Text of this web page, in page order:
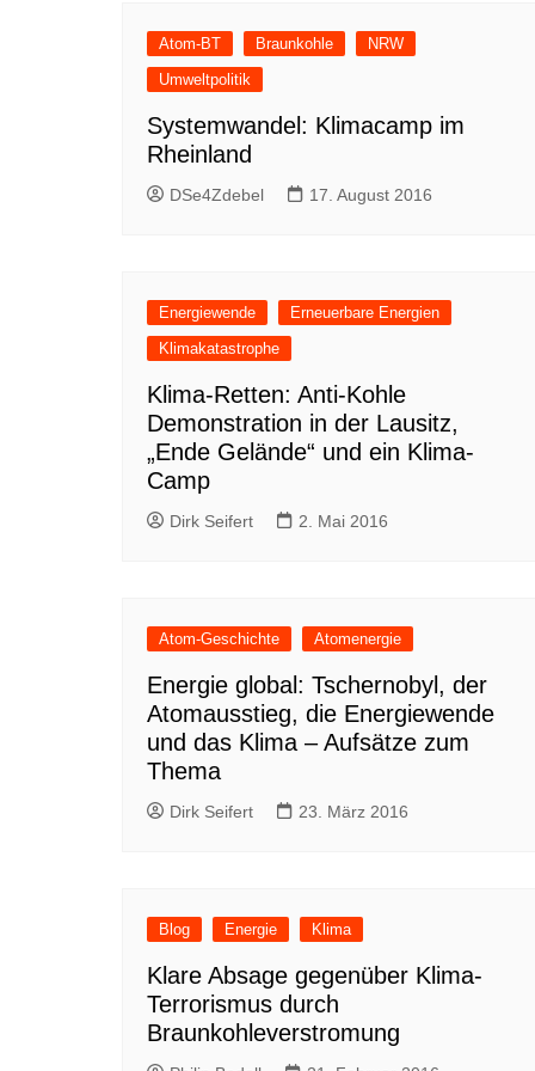
Atom-BT Braunkohle
NRW
Umweltpolitik
Systemwandel: Klimacamp im
Rheinland
DSe4Zdebel 17. August 2016
Energiewende
Erneuerbare Energien
Klimakatastrophe
Klima-Retten: Anti-Kohle
Demonstration in der Lausitz,
„Ende Gelände“ und ein Klima-
Camp
Dirk Seifert 2. Mai 2016
Atom-Geschichte Atomenergie
Energie global: Tschernobyl, der
Atomausstieg, die Energiewende
und das Klima – Aufsätze zum
Thema
Dirk Seifert 23. März 2016
Blog Energie Klima
Klare Absage gegenüber Klima-
Terrorismus durch
Braunkohleverstromung